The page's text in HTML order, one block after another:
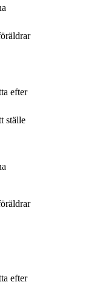
efter
ställe
efter